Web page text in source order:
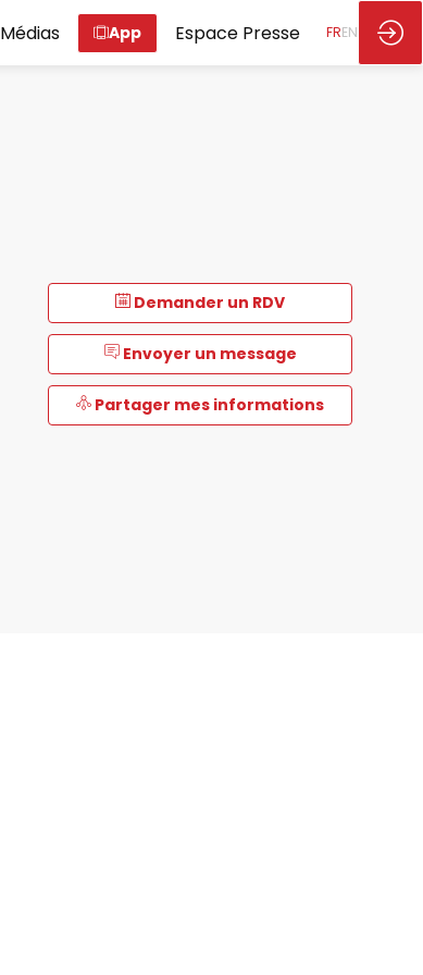
Médias App Espace Presse FREN
Demander un RDV
Envoyer un message
Partager mes informations